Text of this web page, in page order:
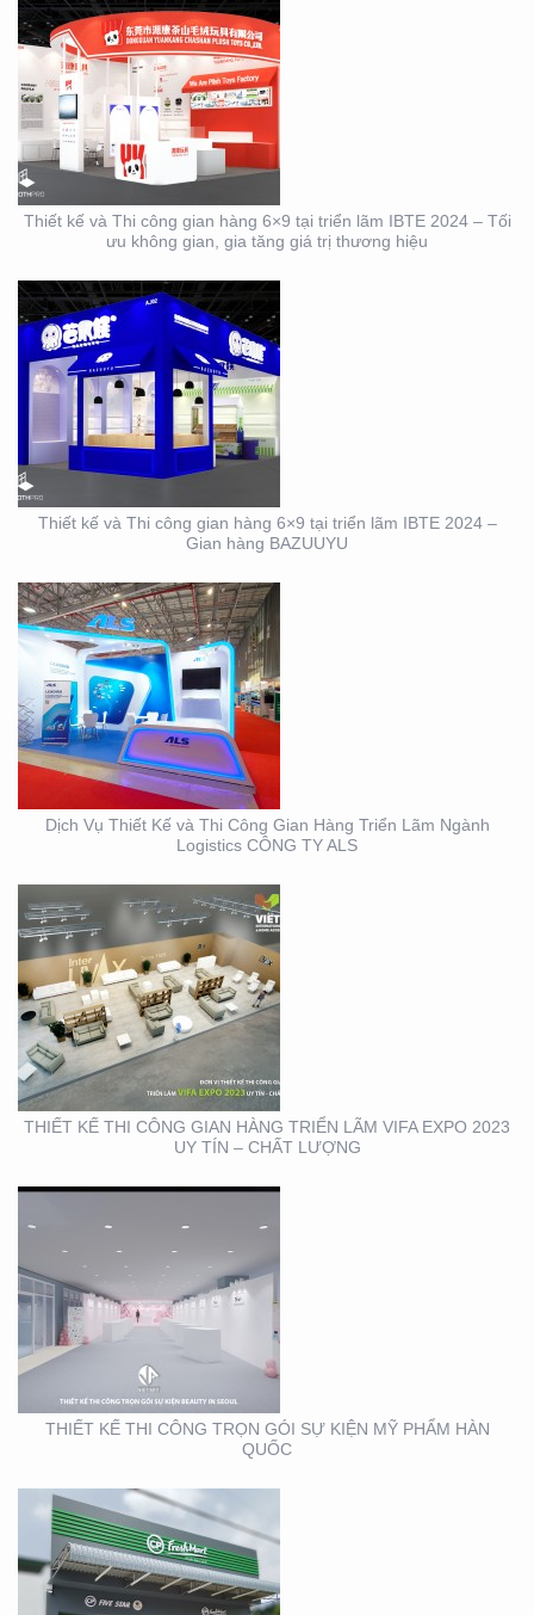
Thiết kế và Thi công gian hàng 6×9 tại triển lãm IBTE 2024 – Tối
ưu không gian, gia tăng giá trị thương hiệu
THIẾT KẾ VÀ THI CÔNG
GIAN HÀNG 6×9 TẠI
TRIỂN LÃM IBTE 2024 –
GIAN HÀNG BAZUUYU
Thiết kế và Thi công gian hàng 6×9 tại triển lãm IBTE 2024 –
Gian hàng BAZUUYU
DỊCH VỤ THIẾT KẾ VÀ
THI CÔNG GIAN HÀNG
TRIỂN LÃM NGÀNH
LOGISTICS CÔNG TY
ALS
Dịch Vụ Thiết Kế và Thi Công Gian Hàng Triển Lãm Ngành
Logistics CÔNG TY ALS
THIẾT KẾ THI CÔNG
GIAN HÀNG TRIỂN LÃM
VIFA EXPO 2023 UY TÍN
– CHẤT LƯỢNG
THIẾT KẾ THI CÔNG GIAN HÀNG TRIỂN LÃM VIFA EXPO 2023
UY TÍN – CHẤT LƯỢNG
THIẾT KẾ THI CÔNG
TRỌN GÓI SỰ KIỆN MỸ
PHẨM HÀN QUỐC
THIẾT KẾ THI CÔNG TRỌN GÓI SỰ KIỆN MỸ PHẨM HÀN
QUỐC
THIẾT KẾ THI CÔNG
BẢNG HIỆU CỬA HÀNG
CP FRESHMART
THIẾT KẾ THI CÔNG
BẢNG HIỆU CHUỖI CỬA